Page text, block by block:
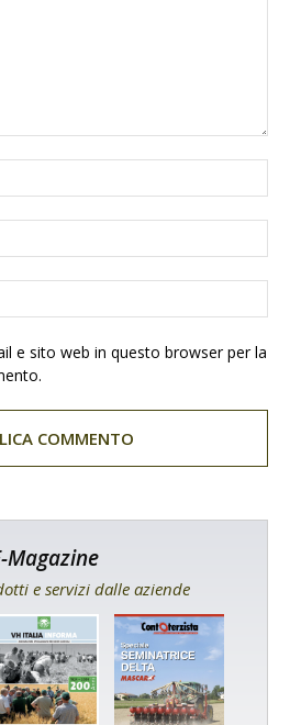
e sito web in questo browser per la
Magazine
e servizi dalle aziende